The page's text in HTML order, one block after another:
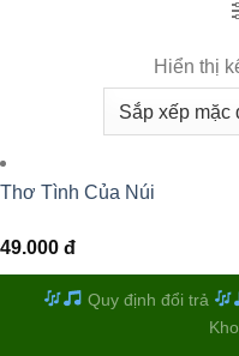
Hiển thị
Thơ Tình Của Núi
49.000 đ
Quy định đổi trả